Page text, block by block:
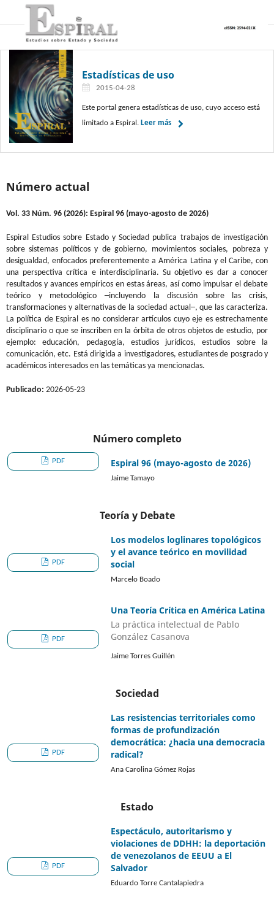
Estadísticas de uso
2015-04-28
Este portal genera estadísticas de uso, cuyo acceso está
limitado a Espiral. Leer más
Número actual
Vol. 33 Núm. 96 (2026): Espiral 96 (mayo-agosto de 2026)
Espiral Estudios sobre Estado y Sociedad publica trabajos de investigación
sobre sistemas políticos y de gobierno, movimientos sociales, pobreza y
desigualdad, enfocados preferentemente a América Latina y el Caribe, con
una perspectiva crítica e interdisciplinaria. Su objetivo es dar a conocer
resultados y avances empíricos en estas áreas, así como impulsar el debate
teórico y metodológico ─incluyendo la discusión sobre las crisis,
transformaciones y alternativas de la sociedad actual─, que las caracteriza.
La política de Espiral es no considerar artículos cuyo eje es estrechamente
disciplinario o que se inscriben en la órbita de otros objetos de estudio, por
ejemplo: educación, pedagogía, estudios jurídicos, estudios sobre la
comunicación, etc. Está dirigida a investigadores, estudiantes de posgrado y
académicos interesados en las temáticas ya mencionadas.
Publicado: 2026-05-23
Número completo
Espiral 96 (mayo-agosto de 2026)
Jaime Tamayo
PDF
Teoría y Debate
Los modelos loglinares topológicos
y el avance teórico en movilidad
social
Marcelo Boado
PDF
Una Teoría Crítica en América Latina
La práctica intelectual de Pablo
González Casanova
Jaime Torres Guillén
PDF
Sociedad
Las resistencias territoriales como
formas de profundización
democrática: ¿hacia una democracia
radical?
Ana Carolina Gómez Rojas
PDF
Estado
Espectáculo, autoritarismo y
violaciones de DDHH: la deportación
de venezolanos de EEUU a El
Salvador
Eduardo Torre Cantalapiedra
PDF